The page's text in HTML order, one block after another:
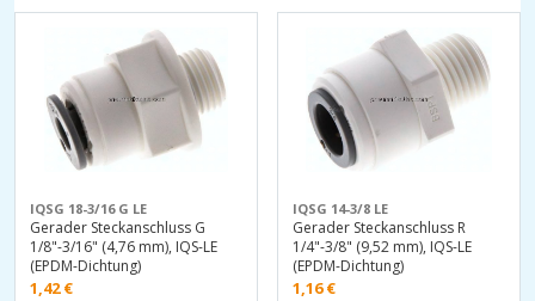
IQSG 18-3/16 G LE
Gerader Steckanschluss G
1/8"-3/16" (4,76 mm), IQS-LE
(EPDM-Dichtung)
1,42€
IQSG 14-3/8 LE
Gerader Steckanschluss R
1/4"-3/8" (9,52 mm), IQS-LE
(EPDM-Dichtung)
1,16€